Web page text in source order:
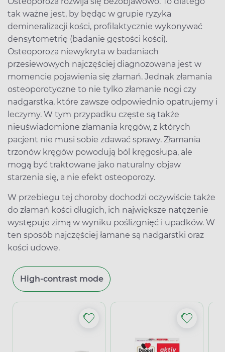
tak ważne jest, by będąc w grupie ryzyka
demineralizacji kości, profilaktycznie wykonywać
densytometrię (badanie gęstości kości).
Osteoporoza niewykryta w badaniach
przesiewowych najczęściej diagnozowana jest w
momencie pojawienia się złamań. Jednak złamania
osteoporotyczne to nie tylko złamanie nogi czy
nadgarstka, które zawsze odpowiednio opatrujemy i
leczymy. W tym przypadku częste są także
nieuświadomione złamania kręgów, z których
pacjent nie musi sobie zdawać sprawy. Złamania
trzonów kręgów powodują ból kręgosłupa, ale
mogą być traktowane jako naturalny objaw
starzenia się, a nie efekt osteoporozy.
W przebiegu tej choroby dochodzi oczywiście także
do złamań kości długich, ich największe natężenie
występuje zimą w wyniku poślizgnięć i upadków. W
ten sposób najczęściej łamane są nadgarstki oraz
kości udowe.
High-contrast mode